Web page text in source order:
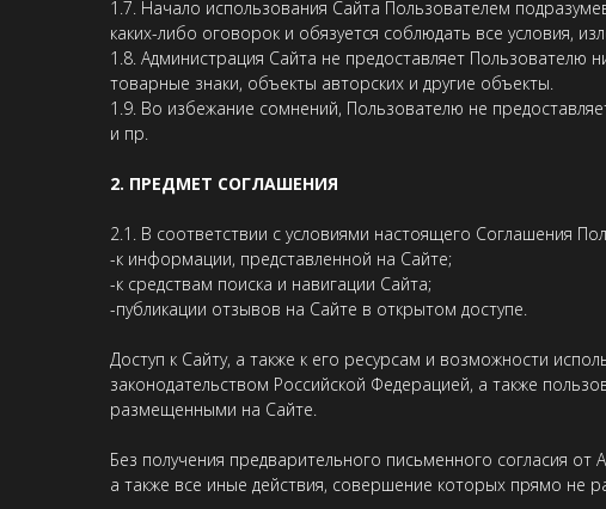
1.7. Начало использования Сайта Пользователем
каких-либо оговорок и обязуется соблюдать все условия,
1.8. Администрация Сайта не предоставляет Пользователю
товарные знаки, объекты авторских и другие объекты.
1.9. Во избежание сомнений, Пользователю не
и пр.
2. ПРЕДМЕТ СОГЛАШЕНИЯ
2.1. В соответствии с условиями настоящего Соглашения
-к информации, представленной на Сайте;
-к средствам поиска и навигации Сайта;
-публикации отзывов на Сайте в открытом доступе.
Доступ к Сайту, а также к его ресурсам и возможности
законодательством Российской Федерацией, а также
размещенными на Сайте.
Без получения предварительного письменного согласия
а также все иные действия, совершение которых прямо не